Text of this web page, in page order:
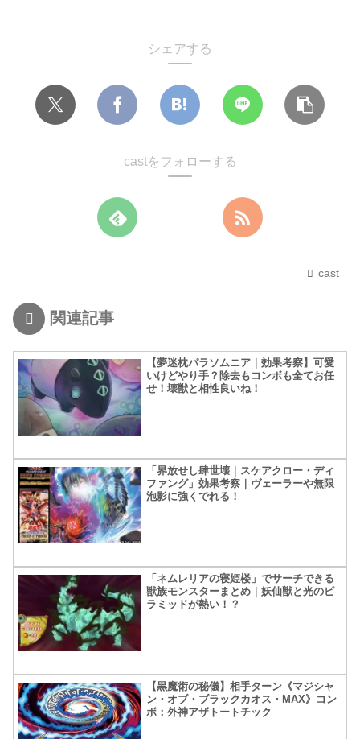
シェアする
castをフォローする
cast
関連記事
【夢迷枕パラソムニア｜効果考察】可愛
いけどやり手？除去もコンボも全てお任
せ！壊獣と相性良いね！
「界放せし肆世壊｜スケアクロー・ディ
ファング」効果考察｜ヴェーラーや無限
泡影に強くでれる！
「ネムレリアの寝姫楼」でサーチできる
獣族モンスターまとめ｜妖仙獣と光のピ
ラミッドが熱い！？
【黒魔術の秘儀】相手ターン《マジシャ
ン・オブ・ブラックカオス・MAX》コン
ボ：外神アザトートチック